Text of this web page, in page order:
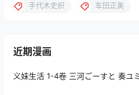
手代木史织 车田正美
近期漫画
义妹生活 1-4卷 三河ごーすと 奏ユ